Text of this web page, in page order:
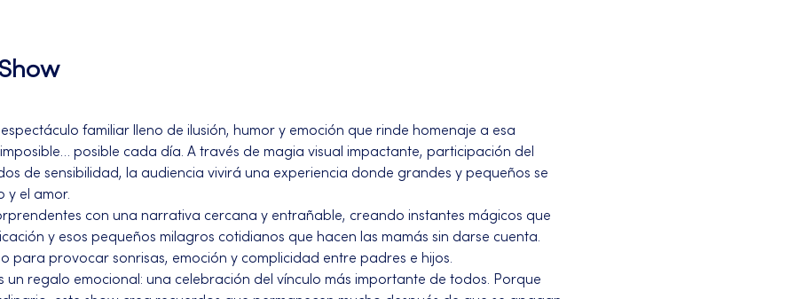
familiar lleno de ilusión, humor y emoción que rinde homenaje a esa
posible cada día. A través de magia visual impactante, participación del
de sensibilidad, la audiencia vivirá una experiencia donde grandes y pequeños se
y el amor.
con una narrativa cercana y entrañable, creando instantes mágicos que
y esos pequeños milagros cotidianos que hacen las mamás sin darse cuenta.
para provocar sonrisas, emoción y complicidad entre padres e hijos.
un regalo emocional: una celebración del vínculo más importante de todos. Porque